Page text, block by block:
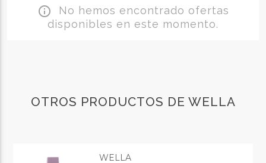
info_outline No hemos encontrado ofertas
disponibles en este momento.
OTROS PRODUCTOS DE WELLA
WELLA